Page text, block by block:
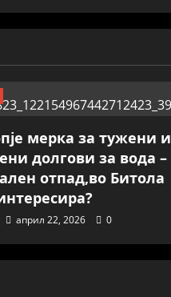
мерка за тужени и
долгови за вода –
отпад,во Битола
април 22, 2026 0